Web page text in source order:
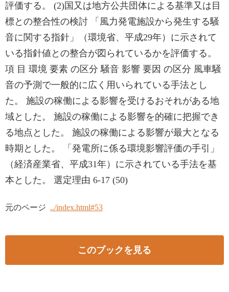
評価する。 (2)国又は地方公共団体による基準又は目
標との整合性の検討 「風力発電施設から発生する騒
音に関する指針」（環境省、平成29年）に示されて
いる指針値との整合が図られているかを評価する。
項 目 環境 要素 の区分 騒音 影響 要因 の区分 風車騒
音の予測で一般的に広く用いられている手法とし
た。 施設の稼働による影響を受けるおそれがある地
域とした。 施設の稼働による影響を的確に把握でき
る地点とした。 施設の稼働による影響が最大となる
時期とした。 「発電所に係る環境影響評価の手引」
（経済産業省、平成31年）に示されている手法を基
本とした。 選定理由 6-17 (50)
元のページ ../index.html#53
このブックを見る